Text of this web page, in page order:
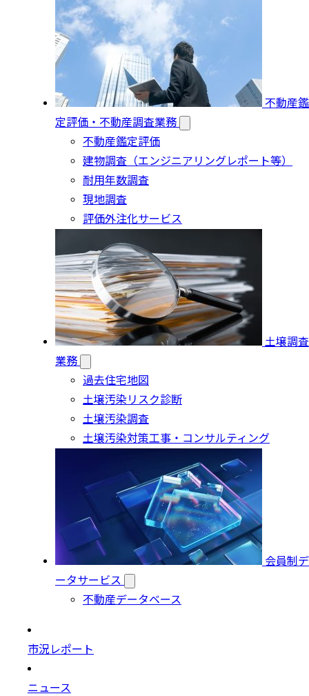
不動産鑑
定評価・不動産調査業務
不動産鑑定評価
建物調査（エンジニアリングレポート等）
耐用年数調査
現地調査
評価外注化サービス
土壌調査
業務
過去住宅地図
土壌汚染リスク診断
土壌汚染調査
土壌汚染対策工事・コンサルティング
会員制デ
ータサービス
不動産データベース
市況レポート
ニュース